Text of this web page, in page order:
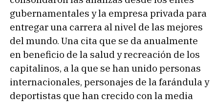
gubernamentales y la empresa privada para
entregar una carrera al nivel de las mejores
del mundo. Una cita que se da anualmente
en beneficio de la salud y recreación de los
capitalinos, a la que se han unido personas
internacionales, personajes de la farándula y
deportistas que han crecido con la media